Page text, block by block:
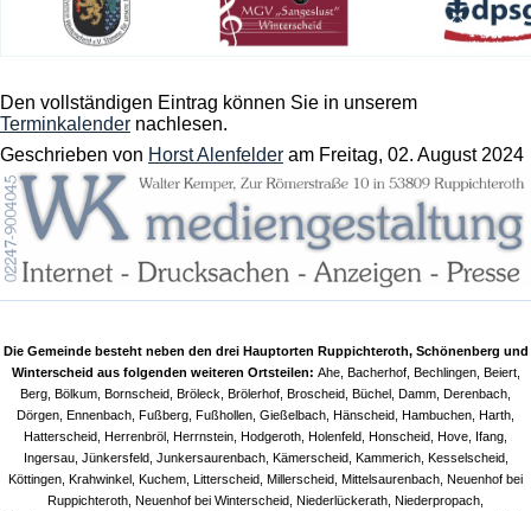
Den vollständigen Eintrag können Sie in unserem
Terminkalender nachlesen.
Geschrieben von Horst Alenfelder am Freitag, 02. August 2024
Die Gemeinde besteht neben den drei Hauptorten Ruppichteroth, Schönenberg und
Winterscheid aus folgenden weiteren Ortsteilen: Ahe, Bacherhof, Bechlingen, Beiert,
Berg, Bölkum, Bornscheid, Bröleck, Brölerhof, Broscheid, Büchel, Damm, Derenbach,
Dörgen, Ennenbach, Fußberg, Fußhollen, Gießelbach, Hänscheid, Hambuchen, Harth,
Hatterscheid, Herrenbröl, Herrnstein, Hodgeroth, Holenfeld, Honscheid, Hove, Ifang,
Ingersau, Jünkersfeld, Junkersaurenbach, Kämerscheid, Kammerich, Kesselscheid,
Köttingen, Krahwinkel, Kuchem, Litterscheid, Millerscheid, Mittelsaurenbach, Neuenhof bei
Ruppichteroth, Neuenhof bei Winterscheid, Niederlückerath, Niederpropach,